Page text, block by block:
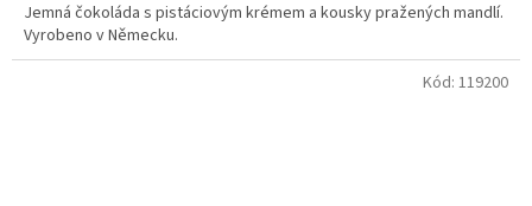
Jemná čokoláda s pistáciovým krémem a kousky pražených mandlí.
Vyrobeno v Německu.
Kód: 119200